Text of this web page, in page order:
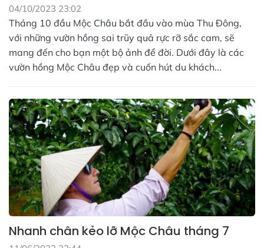
04/10/2023 23:02
Tháng 10 đầu Mộc Châu bắt đầu vào mùa Thu Đông,
với những vườn hồng sai trũy quả rực rỡ sắc cam, sẽ
mang đến cho bạn một bộ ảnh để đời. Dưới đây là các
vườn hồng Mộc Châu đẹp và cuốn hút du khách...
Nhanh chân kẻo lỡ Mộc Châu tháng 7